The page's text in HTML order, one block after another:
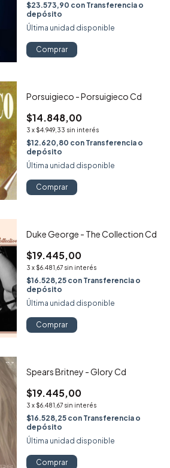
$23.573,90 con Transferencia o
depósito
Última unidad disponible
Comprar
Porsuigieco - Porsuigieco Cd
$14.848,00
3 x $4.949,33 sin interés
$12.620,80 con Transferencia o
depósito
Última unidad disponible
Comprar
Duke George - The Collection Cd
$19.445,00
3 x $6.481,67 sin interés
$16.528,25 con Transferencia o
depósito
Última unidad disponible
Comprar
Spears Britney - Glory Cd
$19.445,00
3 x $6.481,67 sin interés
$16.528,25 con Transferencia o
depósito
Última unidad disponible
Comprar